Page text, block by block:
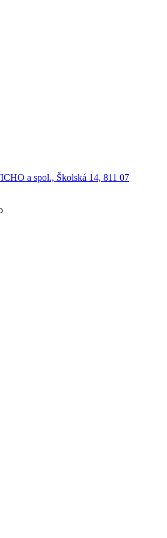
a spol., Školská 14, 811 07